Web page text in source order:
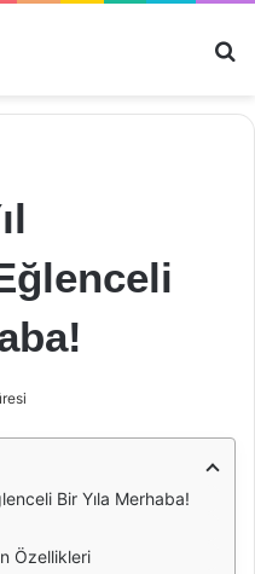
Bir Yıla Merhaba!
Özellikleri